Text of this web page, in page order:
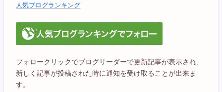
人気ブログランキング
フォロークリックでブログリーダーで更新記事が表示され、
新しく記事が投稿された時に通知を受け取ることが出来ま
す。